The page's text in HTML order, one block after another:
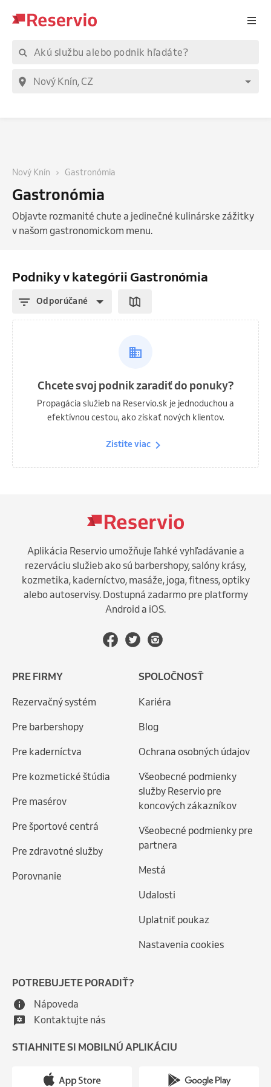
Nový Knín Gastronómia
Gastronómia
Objavte rozmanité chute a jedinečné kulinárske zážitky
v našom gastronomickom menu.
Podniky v kategórii Gastronómia
Odporúčané
Chcete svoj podnik zaradiť do ponuky?
Propagácia služieb na Reservio.sk je jednoduchou a
efektívnou cestou, ako získať nových klientov.
Zistite viac
Aplikácia Reservio umožňuje ľahké vyhľadávanie a
rezerváciu služieb ako sú barbershopy, salóny krásy,
kozmetika, kaderníctvo, masáže, joga, fitness, optiky
alebo autoservisy. Dostupná zadarmo pre platformy
Android a iOS.
PRE FIRMY
Rezervačný systém
Pre barbershopy
Pre kaderníctva
Pre kozmetické štúdia
Pre masérov
Pre športové centrá
Pre zdravotné služby
Porovnanie
SPOLOČNOSŤ
Kariéra
Blog
Ochrana osobných údajov
Všeobecné podmienky
služby Reservio pre
koncových zákazníkov
Všeobecné podmienky pre
partnera
Mestá
Udalosti
Uplatniť poukaz
Nastavenia cookies
POTREBUJETE PORADIŤ?
Nápoveda
Kontaktujte nás
STIAHNITE SI MOBILNÚ APLIKÁCIU